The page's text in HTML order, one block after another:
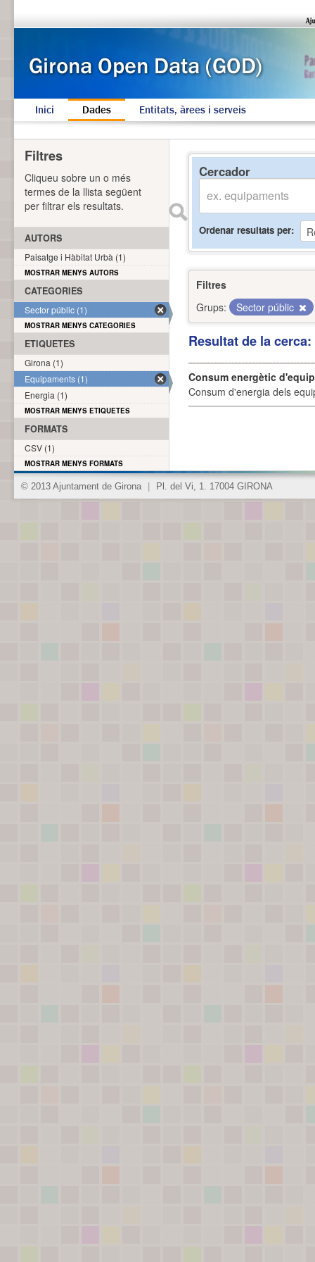
Inici Dades Entitats, àrees i serveis
Cercador
Ordenar resultats per
Filtres
Grups:
Sector públic
Resultat de la
Consum energètic
Consum d'energia dels
Filtres
Cliqueu sobre un o més
termes de la llista següent
per filtrar els resultats.
AUTORS
Paisatge i Hàbitat Urbà (1)
MOSTRAR MENYS AUTORS
CATEGORIES
Sector públic (1)
MOSTRAR MENYS CATEGORIES
ETIQUETES
Girona (1)
Equipaments (1)
Energia (1)
MOSTRAR MENYS ETIQUETES
FORMATS
CSV (1)
MOSTRAR MENYS FORMATS
© 2013 Ajuntament de Girona Pl. del Vi, 1. 17004 GIRONA